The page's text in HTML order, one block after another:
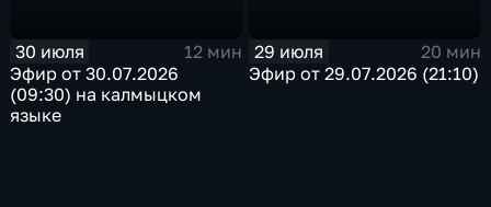
30 июля
12 мин
Эфир от 30.07.2026
(09:30) на калмыцком
языке
29 июля
20 мин
Эфир от 29.07.2026 (21:10)